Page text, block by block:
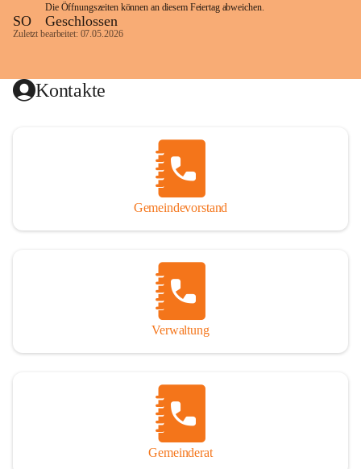
Die Öffnungszeiten können an diesem Feiertag abweichen.
SO Geschlossen
Zuletzt bearbeitet: 07.05.2026
Kontakte
Gemeindevorstand
Verwaltung
Gemeinderat